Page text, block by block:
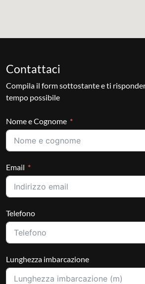
Contattaci
Compila il form sottostante e ti
tempo possibile
Nome e Cognome
Email
Telefono
Lunghezza imbarcazione